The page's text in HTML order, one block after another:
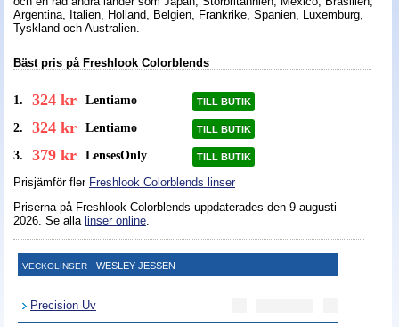
Argentina, Italien, Holland, Belgien, Frankrike, Spanien, Luxemburg,
Tyskland och Australien.
Bäst pris på Freshlook Colorblends
1. 324 kr Lentiamo TILL BUTIK
2. 324 kr Lentiamo TILL BUTIK
3. 379 kr LensesOnly TILL BUTIK
Prisjämför fler Freshlook Colorblends linser
Priserna på Freshlook Colorblends uppdaterades den 9 augusti
2026 . Se alla linser online
VECKOLINSER - WESLEY JESSEN
Precision Uv